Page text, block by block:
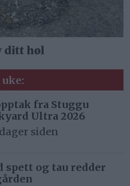
ditt høl
fra Stuggu
Ultra 2026
siden
spett og tau redder